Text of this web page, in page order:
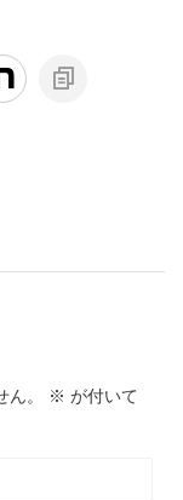
。 ※ が付いて